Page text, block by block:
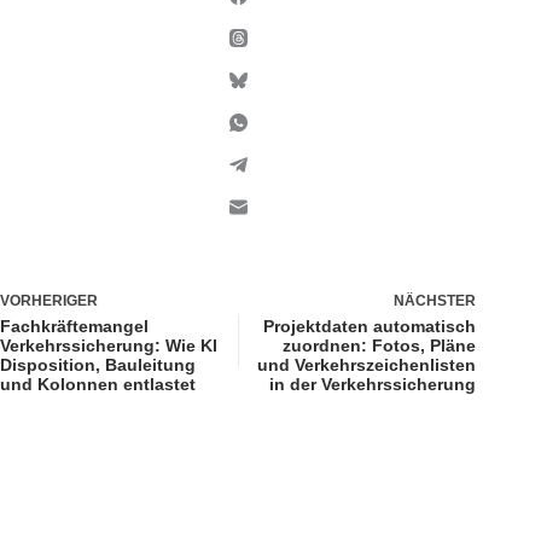
VORHERIGER
Fachkräftemangel
Verkehrssicherung: Wie KI
Disposition, Bauleitung
und Kolonnen entlastet
NÄCHSTER
Projektdaten automatisch
zuordnen: Fotos, Pläne
und Verkehrszeichenlisten
in der Verkehrssicherung